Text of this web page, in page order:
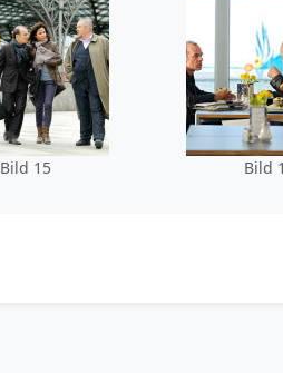
Bild 15 Bild